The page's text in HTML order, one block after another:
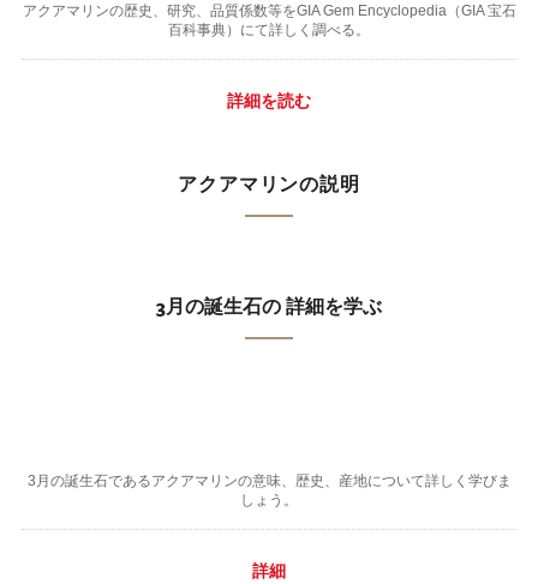
アクアマリンの歴史、研究、品質係数等をGIA Gem Encyclopedia（GIA 宝石
百科事典）にて詳しく調べる。
詳細を読む
アクアマリンの説明
3月の誕生石の 詳細を学ぶ
3月の誕生石であるアクアマリンの意味、歴史、産地について詳しく学びま
しょう。
詳細